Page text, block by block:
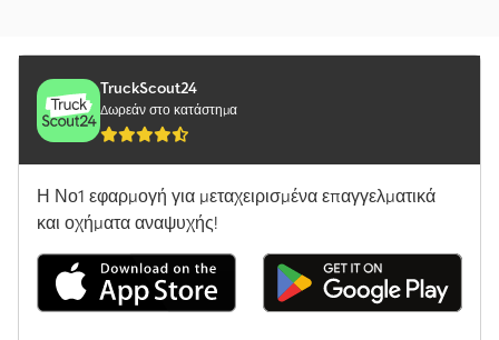
TruckScout24
Δωρεάν στο κατάστημα
Η Νο1 εφαρμογή για μεταχειρισμένα επαγγελματικά
και οχήματα αναψυχής!